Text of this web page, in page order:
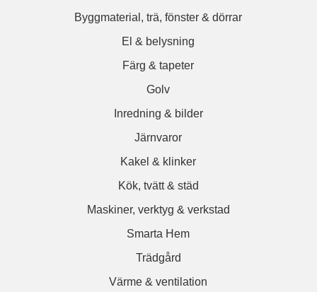
Byggmaterial, trä, fönster & dörrar
El & belysning
Färg & tapeter
Golv
Inredning & bilder
Järnvaror
Kakel & klinker
Kök, tvätt & städ
Maskiner, verktyg & verkstad
Smarta Hem
Trädgård
Värme & ventilation